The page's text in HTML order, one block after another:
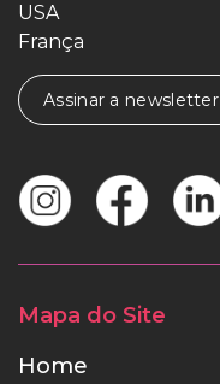
USA
França
Assinar a newsletter
Mapa do Site
Home